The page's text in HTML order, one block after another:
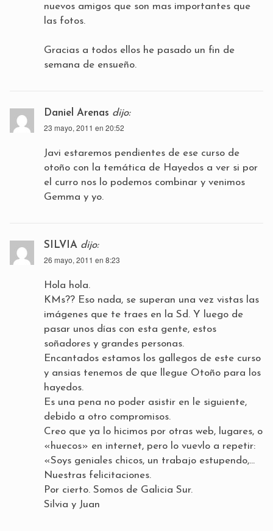
nuevos amigos que son mas importantes que
las fotos.
Gracias a todos ellos he pasado un fin de
semana de ensueño.
Daniel Arenas dijo:
23 mayo, 2011 en 20:52
Javi estaremos pendientes de ese curso de
otoño con la temática de Hayedos a ver si por
el curro nos lo podemos combinar y venimos
Gemma y yo.
SILVIA dijo:
26 mayo, 2011 en 8:23
Hola hola.
KMs?? Eso nada, se superan una vez vistas las
imágenes que te traes en la Sd. Y luego de
pasar unos días con esta gente, estos
soñadores y grandes personas.
Encantados estamos los gallegos de este curso
y ansias tenemos de que llegue Otoño para los
hayedos.
Es una pena no poder asistir en le siguiente,
debido a otro compromisos.
Creo que ya lo hicimos por otras web, lugares, o
«huecos» en internet, pero lo vuevlo a repetir:
«Soys geniales chicos, un trabajo estupendo,…
Nuestras felicitaciones.
Por cierto. Somos de Galicia Sur.
Silvia y Juan